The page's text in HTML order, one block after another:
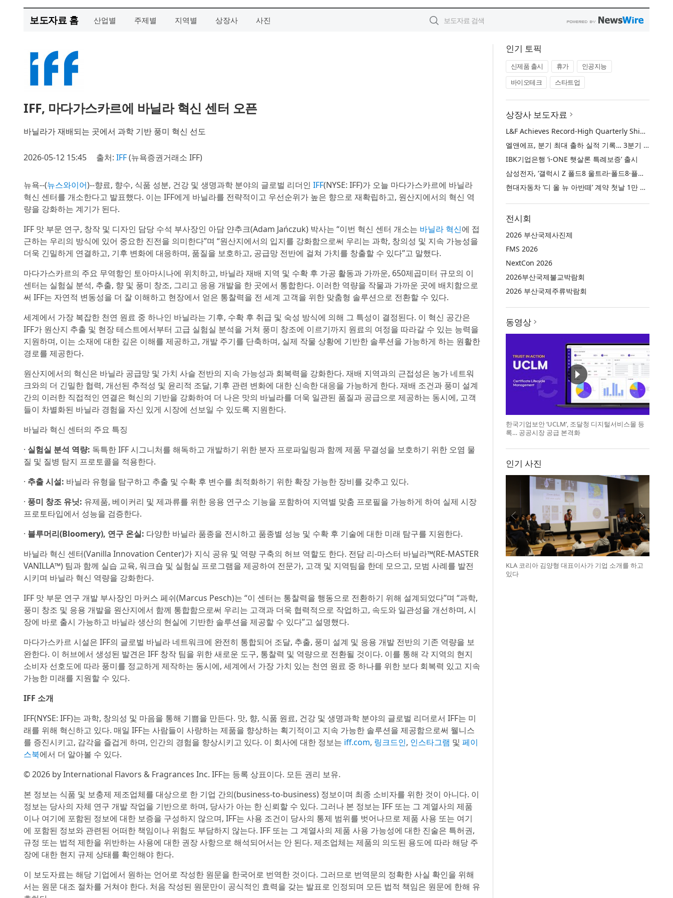
보도자료 홈 산업별 주제별 지역별 상장사 사진
IFF, 마다가스카르에 바닐라 혁신 센터 오픈
바닐라가 재배되는 곳에서 과학 기반 풍미 혁신 선도
2026-05-12 15:45 출처: IFF(뉴욕증권거래소 IFF)
뉴욕--(뉴스와이어)--향료, 향수, 식품 성분, 건강 및 생명과학 분야의 글로벌 리더인 IFF(NYSE: IFF)가 오늘 마다가스카르에 바닐라
혁신 센터를 개소한다고 발표했다. 이는 IFF에게 바닐라를 전략적이고 우선순위가 높은 향으로 재확립하고, 원산지에서의 혁신 역
량을 강화하는 계기가 된다.
IFF 맛 부문 연구, 창작 및 디자인 담당 수석 부사장인 아담 얀추크(Adam Jańczuk) 박사는 “이번 혁신 센터 개소는 바닐라 혁신에 접
근하는 우리의 방식에 있어 중요한 진전을 의미한다”며 “원산지에서의 입지를 강화함으로써 우리는 과학, 창의성 및 지속 가능성을
더욱 긴밀하게 연결하고, 기후 변화에 대응하며, 품질을 보호하고, 공급망 전반에 걸쳐 가치를 창출할 수 있다”고 말했다.
마다가스카르의 주요 무역항인 토아마시나에 위치하고, 바닐라 재배 지역 및 수확 후 가공 활동과 가까운, 650제곱미터 규모의 이
센터는 실험실 분석, 추출, 향 및 풍미 창조, 그리고 응용 개발을 한 곳에서 통합한다. 이러한 역량을 작물과 가까운 곳에 배치함으로
써 IFF는 자연적 변동성을 더 잘 이해하고 현장에서 얻은 통찰력을 전 세계 고객을 위한 맞춤형 솔루션으로 전환할 수 있다.
세계에서 가장 복잡한 천연 원료 중 하나인 바닐라는 기후, 수확 후 취급 및 숙성 방식에 의해 그 특성이 결정된다. 이 혁신 공간은
IFF가 원산지 추출 및 현장 테스트에서부터 고급 실험실 분석을 거쳐 풍미 창조에 이르기까지 원료의 여정을 따라갈 수 있는 능력을
지원하며, 이는 소재에 대한 깊은 이해를 제공하고, 개발 주기를 단축하며, 실제 작물 상황에 기반한 솔루션을 가능하게 하는 원활한
경로를 제공한다.
원산지에서의 혁신은 바닐라 공급망 및 가치 사슬 전반의 지속 가능성과 회복력을 강화한다. 재배 지역과의 근접성은 농가 네트워
크와의 더 긴밀한 협력, 개선된 추적성 및 윤리적 조달, 기후 관련 변화에 대한 신속한 대응을 가능하게 한다. 재배 조건과 풍미 설계
간의 이러한 직접적인 연결은 혁신의 기반을 강화하여 더 나은 맛의 바닐라를 더욱 일관된 품질과 공급으로 제공하는 동시에, 고객
들이 차별화된 바닐라 경험을 자신 있게 시장에 선보일 수 있도록 지원한다.
바닐라 혁신 센터의 주요 특징
· 실험실 분석 역량: 독특한 IFF 시그니처를 해독하고 개발하기 위한 분자 프로파일링과 함께 제품 무결성을 보호하기 위한 오염 물
질 및 질병 탐지 프로토콜을 적용한다.
· 추출 시설: 바닐라 유형을 탐구하고 추출 및 수확 후 변수를 최적화하기 위한 확장 가능한 장비를 갖추고 있다.
· 풍미 창조 유닛: 유제품, 베이커리 및 제과류를 위한 응용 연구소 기능을 포함하여 지역별 맞춤 프로필을 가능하게 하여 실제 시장
프로토타입에서 성능을 검증한다.
· 블루머리(Bloomery), 연구 온실: 다양한 바닐라 품종을 전시하고 품종별 성능 및 수확 후 기술에 대한 미래 탐구를 지원한다.
바닐라 혁신 센터(Vanilla Innovation Center)가 지식 공유 및 역량 구축의 허브 역할도 한다. 전담 리-마스터 바닐라™(RE-MASTER
VANILLA™) 팀과 함께 실습 교육, 워크숍 및 실험실 프로그램을 제공하여 전문가, 고객 및 지역팀을 한데 모으고, 모범 사례를 발전
시키며 바닐라 혁신 역량을 강화한다.
IFF 맛 부문 연구 개발 부사장인 마커스 페쉬(Marcus Pesch)는 “이 센터는 통찰력을 행동으로 전환하기 위해 설계되었다”며 “과학,
풍미 창조 및 응용 개발을 원산지에서 함께 통합함으로써 우리는 고객과 더욱 협력적으로 작업하고, 속도와 일관성을 개선하며, 시
장에 바로 출시 가능하고 바닐라 생산의 현실에 기반한 솔루션을 제공할 수 있다”고 설명했다.
마다가스카르 시설은 IFF의 글로벌 바닐라 네트워크에 완전히 통합되어 조달, 추출, 풍미 설계 및 응용 개발 전반의 기존 역량을 보
완한다. 이 허브에서 생성된 발견은 IFF 창작 팀을 위한 새로운 도구, 통찰력 및 역량으로 전환될 것이다. 이를 통해 각 지역의 현지
소비자 선호도에 따라 풍미를 정교하게 제작하는 동시에, 세계에서 가장 가치 있는 천연 원료 중 하나를 위한 보다 회복력 있고 지속
가능한 미래를 지원할 수 있다.
IFF 소개
IFF(NYSE: IFF)는 과학, 창의성 및 마음을 통해 기쁨을 만든다. 맛, 향, 식품 원료, 건강 및 생명과학 분야의 글로벌 리더로서 IFF는 미
래를 위해 혁신하고 있다. 매일 IFF는 사람들이 사랑하는 제품을 향상하는 획기적이고 지속 가능한 솔루션을 제공함으로써 웰니스
를 증진시키고, 감각을 즐겁게 하며, 인간의 경험을 향상시키고 있다. 이 회사에 대한 정보는 iff.com, 링크드인, 인스타그램 및 페이
스북에서 더 알아볼 수 있다.
© 2026 by International Flavors & Fragrances Inc. IFF는 등록 상표이다. 모든 권리 보유.
본 정보는 식품 및 보충제 제조업체를 대상으로 한 기업 간의(business-to-business) 정보이며 최종 소비자를 위한 것이 아니다. 이
정보는 당사의 자체 연구 개발 작업을 기반으로 하며, 당사가 아는 한 신뢰할 수 있다. 그러나 본 정보는 IFF 또는 그 계열사의 제품
이나 여기에 포함된 정보에 대한 보증을 구성하지 않으며, IFF는 사용 조건이 당사의 통제 범위를 벗어나므로 제품 사용 또는 여기
에 포함된 정보와 관련된 어떠한 책임이나 위험도 부담하지 않는다. IFF 또는 그 계열사의 제품 사용 가능성에 대한 진술은 특허권,
규정 또는 법적 제한을 위반하는 사용에 대한 권장 사항으로 해석되어서는 안 된다. 제조업체는 제품의 의도된 용도에 따라 해당 주
장에 대한 현지 규제 상태를 확인해야 한다.
이 보도자료는 해당 기업에서 원하는 언어로 작성한 원문을 한국어로 번역한 것이다. 그러므로 번역문의 정확한 사실 확인을 위해
서는 원문 대조 절차를 거쳐야 한다. 처음 작성된 원문만이 공식적인 효력을 갖는 발표로 인정되며 모든 법적 책임은 원문에 한해 유
인기 토픽
신제품 출시 휴가
인공지능
바이오테크
스타트업
상장사 보도자료
L&F Achieves Record-High Quarterly Shipments, Begins LFP Supply for North American ESS in Q3 Advancing its Two-Track NCM and LFP Growth Strategy
엘앤에프, 분기 최대 출하 실적 기록… 3분기 북미 ESS향 LFP 공급 착수 NCM+LFP ‘2-Track’ 성장 전략 실현
IBK기업은행 ‘i-ONE 햇살론 특례보증’ 출시
삼성전자, ‘갤럭시 Z 폴드8 울트라·폴드8·플립8’과 ‘갤럭시 워치 울트라2·워치9’ 국내 공식 출시
현대자동차 ‘디 올 뉴 아반떼’ 계약 첫날 1만 대 돌파
전시회
2026 부산국제사진제
FMS 2026
NextCon 2026
2026부산국제불교박람회
2026 부산국제주류박람회
동영상
한국기업보안 ‘UCLM’, 조달청 디지털서비스몰 등
록… 공공시장 공급 본격화
인기 사진
KLA 코리아 김양형 대표이사가 기업 소개를 하고
있다